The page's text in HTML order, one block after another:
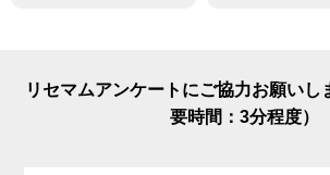
リセマムアンケートにご協力お願いし
要時間：3分程度）